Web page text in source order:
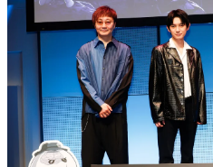
ゲーム開発者・
具体的な形から解き明
です。
ゲームが変えた日
「経験値」「裏技」
の起源や用法の変遷を
イニーP氏が徹底調査
カテゴリ